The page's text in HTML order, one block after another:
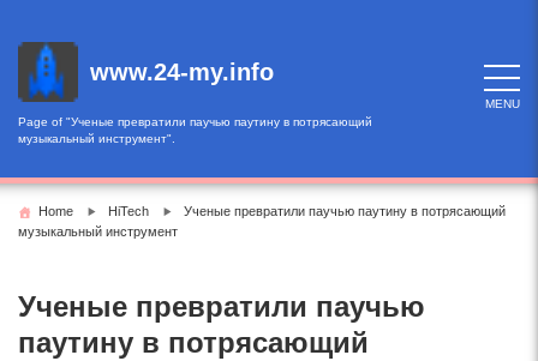
content
www.24-my.info
Page of "Ученые превратили паучью паутину в потрясающий
музыкальный инструмент".
MENU
Home HiTech
Ученые превратили паучью паутину в потрясающий
музыкальный инструмент
Ученые превратили паучью
паутину в потрясающий